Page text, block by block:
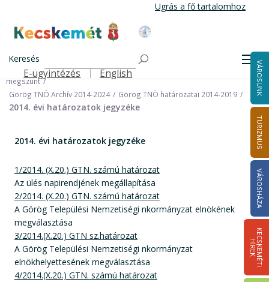
tartalomra
Ugrás a fő tartalomhoz
Kecskemét Város Honlapja
Keresés
Felső navigáció
E-ügyintézés English VÁROSUNK
TURIZMUS
VÁROSHÁZA
K
E
C
S
K
E
M
É
T
I
HÍ
R
E
K
Önkormányzat
Nemzetiségi Önkormányzatok
Görög Települési Nemzetiségi Önkormányzat (Archív) 2024.09.30-án
megszünt
Görög TNÖ Archív 2014-2024
Görög TNÖ határozatai 2014-2019
2014. évi határozatok jegyzéke
2014. évi határozatok jegyzéke
1/2014. (X.20.) GTN. számú határozat
Az ülés napirendjének megállapítása
2/2014. (X.20.) GTN. számú határozat
A Görög Települési Nemzetiségi nkormányzat elnökének
megválasztása
3/2014.(X.20.) GTN sz.határozat
A Görög Települési Nemzetiségi nkormányzat
elnökhelyettesének megválasztása
4/2014.(X.20.) GTN. számú határozat